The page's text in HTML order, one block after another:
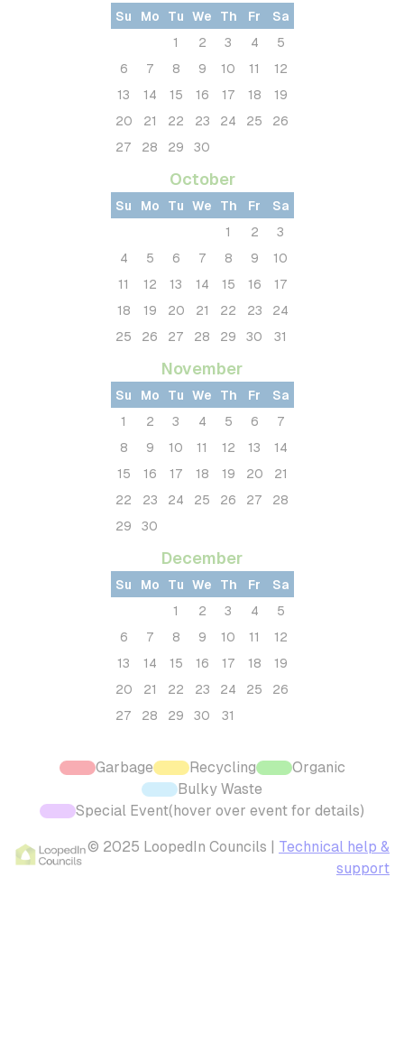
Su Mo Tu We Th Fr
Sa
1
2 3 4
5
6
7 8 9 10 11
12
13
14 15 16 17 18
19
20
21 22 23 24 25
26
27
28 29 30
October
Su Mo Tu We Th Fr
Sa
1
2
3
4
5 6 7 8 9
10
11
12 13 14 15 16
17
18
19 20 21 22 23
24
25
26 27 28 29 30 31
November
Su Mo Tu We Th Fr
Sa
1
2 3 4 5 6
7
8
9 10 11 12 13
14
15
16 17 18 19 20
21
22
23 24 25 26 27
28
29
30
December
Su Mo Tu We Th Fr
Sa
1
2 3 4
5
6
7 8 9 10 11
12
13
14 15 16 17 18
19
20
21 22 23 24 25
26
27
28 29 30 31
Garbage Recycling
Organic
Bulky Waste
Special Event(hover over event for details)
© 2025 LoopedIn Councils | Technical help &
support